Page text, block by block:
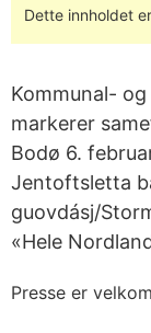
Dette innholdet
Kommunal-
markerer
Bodø 6.
Jentoftsletta
guovdásj/
«Hele
Presse er